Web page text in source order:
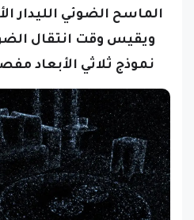
الماسح الضوئي الليدار
ويقيس وقت انتقال
نموذج ثلاثي الأبعاد